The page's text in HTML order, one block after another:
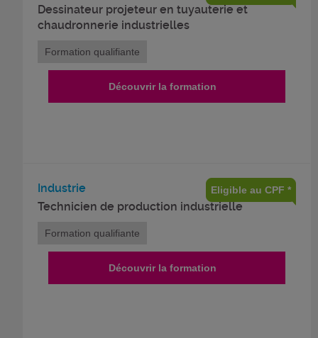
Dessinateur projeteur en tuyauterie et
chaudronnerie industrielles
Formation qualifiante
Découvrir la formation
Industrie
Technicien de production industrielle
Eligible au CPF *
Formation qualifiante
Découvrir la formation